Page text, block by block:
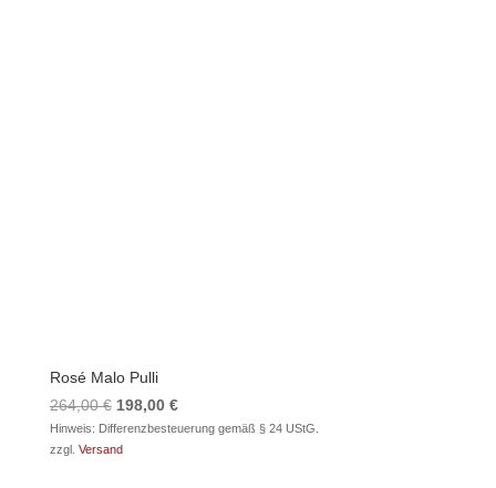
Rosé Malo Pulli
264,00€ Ursprünglicher
Preis
war:
198,00 €Aktueller
Preis
Hinweis: Differenzbesteuerung gemäß § 24 UStG.
zzgl. Versand